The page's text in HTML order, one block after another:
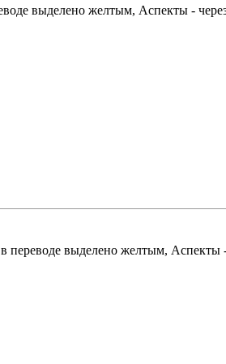
выделено желтым, Аспекты - через
выделено желтым, Аспекты -